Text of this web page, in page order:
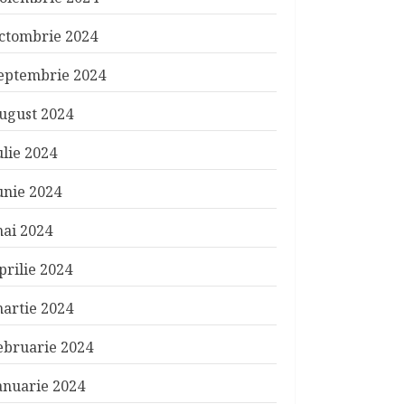
2024
2024
2024
2024
2024
2024
2024
2024
2024
2024